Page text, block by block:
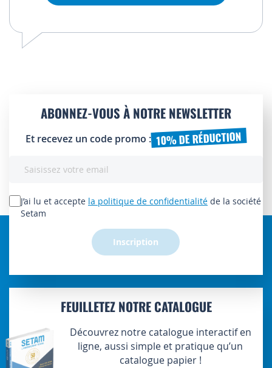
ABONNEZ-VOUS À NOTRE NEWSLETTER
Et recevez un code promo : 10% DE RÉDUCTION
lettre
d’information
J’ai lu et accepte la politique de confidentialité de la société
Setam
Inscription
FEUILLETEZ NOTRE CATALOGUE
Découvrez notre catalogue interactif en
ligne, aussi simple et pratique qu’un
catalogue papier !